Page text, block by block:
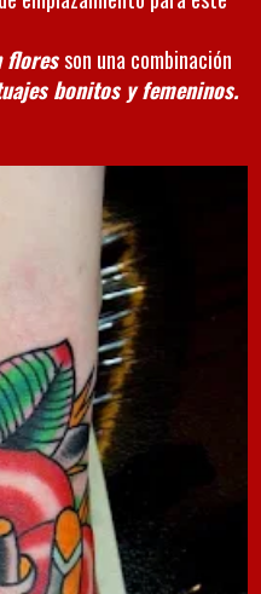
floresson una combinación
bonitos y femeninos.